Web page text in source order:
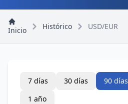
Inicio Histórico USD/EUR
7 días 30 días 90 días
1 año